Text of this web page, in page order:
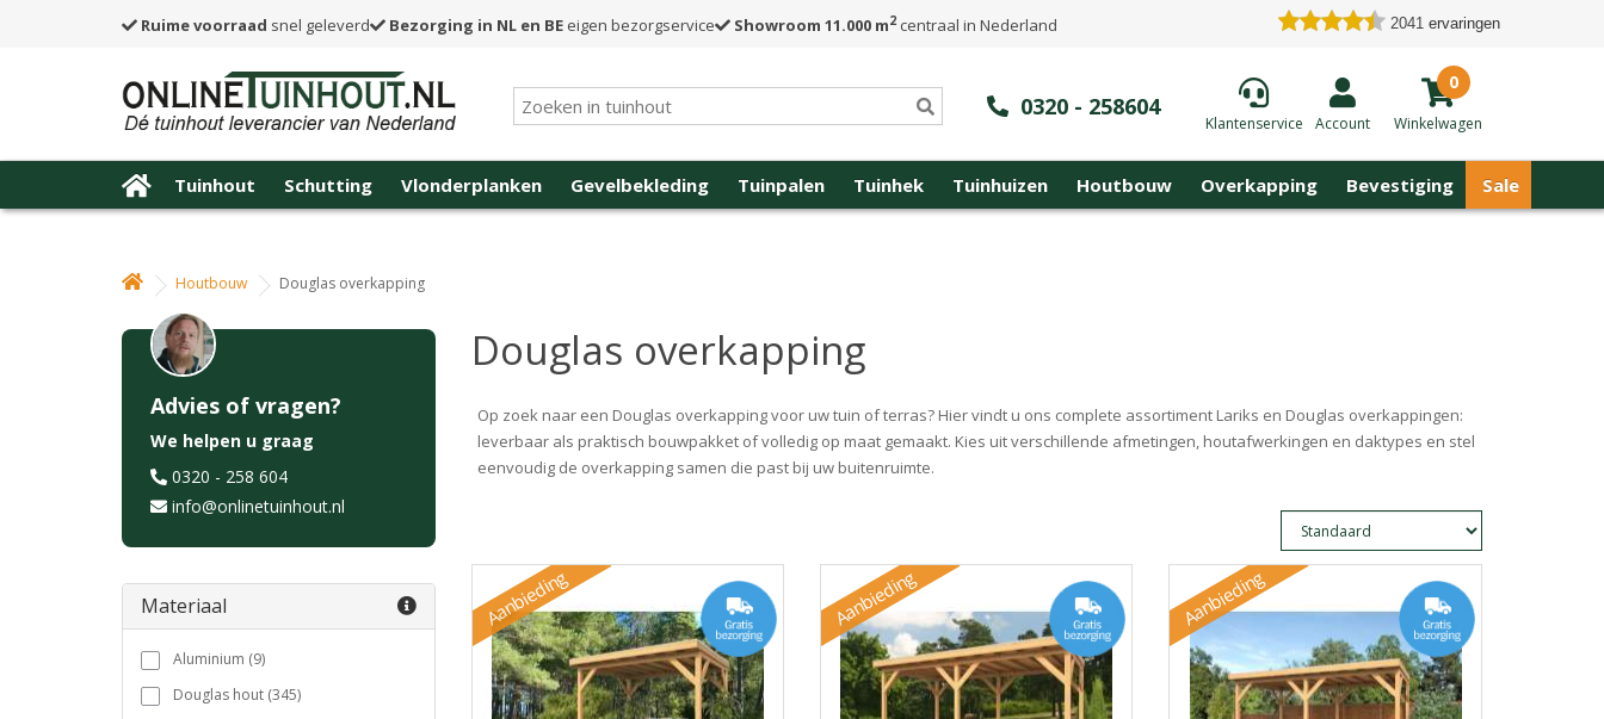
Ruime voorraad snel geleverd Bezorging in NL en BE eigen bezorgservice Showroom 11.000 m2centraal in Nederland 2041 ervaringen
0320 - 258604
Klantenservice Account
0
Winkelwagen
Tuinhout Schutting Vlonderplanken Gevelbekleding Tuinpalen Tuinhek Tuinhuizen Houtbouw Overkapping Bevestiging Sale
Houtbouw Douglas overkapping
Advies of vragen?
We helpen u graag
0320 - 258 604
info@onlinetuinhout.nl
Materiaal
Aluminium (9)
Douglas hout (345)
Douglas overkapping
Op zoek naar een Douglas overkapping voor uw tuin of terras? Hier vindt u ons complete assortiment Lariks en Douglas overkappingen:
leverbaar als praktisch bouwpakket of volledig op maat gemaakt. Kies uit verschillende afmetingen, houtafwerkingen en daktypes en stel
eenvoudig de overkapping samen die past bij uw buitenruimte.
Aanbieding Aanbieding Aanbieding